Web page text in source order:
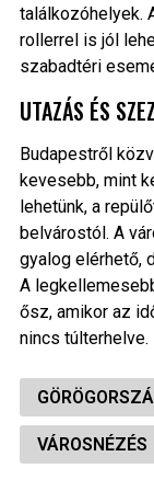
találkozóhelyek.
rollerrel is jól
szabadtéri
UTAZÁS ÉS
Budapestről
kevesebb, mint
lehetünk, a
belvárostól. A
gyalog elérhető,
A
ősz, amikor az
nincs túlterhelve.
VÁROSNÉZÉS